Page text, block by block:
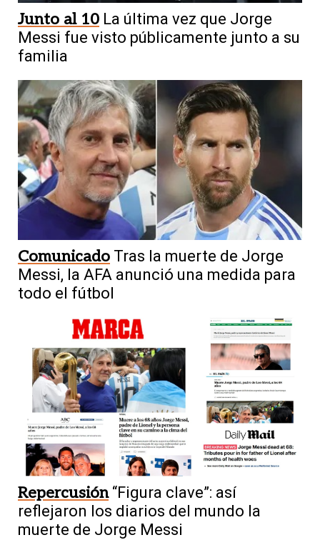
Junto al 10 La última vez que Jorge
Messi fue visto públicamente junto a su
familia
Comunicado Tras la muerte de Jorge
Messi, la AFA anunció una medida para
todo el fútbol
Repercusión “Figura clave”: así
reflejaron los diarios del mundo la
muerte de Jorge Messi